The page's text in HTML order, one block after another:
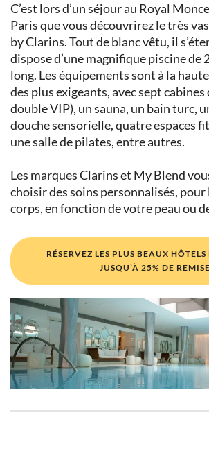
C’est lors d’un séjour au Royal
Paris que vous découvrirez le très
by Clarins. Tout de blanc vêtu, il
dispose d’une magnifique piscine de
long. Les équipements sont à la
des plus exigeants, avec sept
double VIP), un sauna, un bain turc,
douche sensorielle, quatre espaces
une salle de pilates, entre autres.
Les marques Clarins et My Blend
choisir des soins personnalisés, pour
corps, en fonction de votre peau ou
RÉSERVEZ LES PLUS BEAUX
JUSQU’À 25% DE REMISE